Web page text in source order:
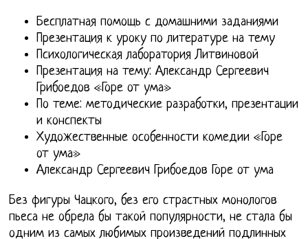
Бесплатная помощь с домашними заданиями
Презентация к уроку по литературе на тему
Психологическая лаборатория Литвиновой
Презентация на тему: Александр Сергеевич
Грибоедов «Горе от ума»
По теме: методические разработки, презентации
и конспекты
Художественные особенности комедии «Горе
от ума»
Александр Сергеевич Грибоедов Горе от ума
Без фигуры Чацкого, без его страстных монологов
пьеса не обрела бы такой популярности, не стала бы
одним из самых любимых произведений подлинных